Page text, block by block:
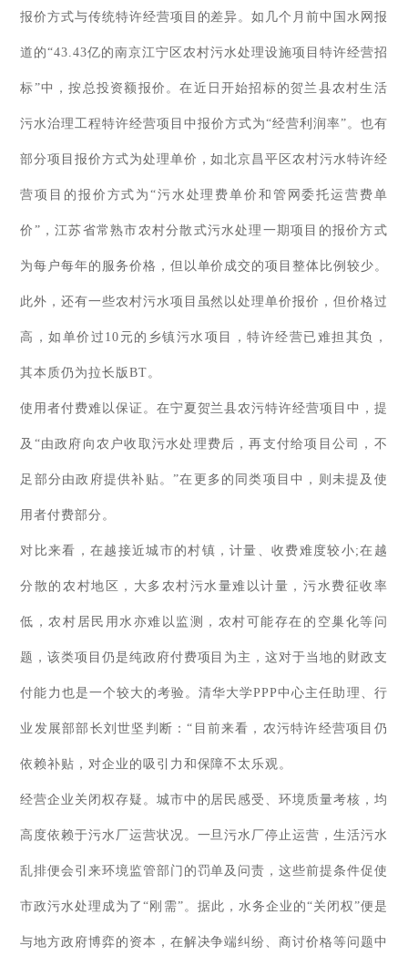
报价方式与传统特许经营项目的差异。如几个月前中国水网报
道的“43.43亿的南京江宁区农村污水处理设施项目特许经营招
标”中，按总投资额报价。在近日开始招标的贺兰县农村生活
污水治理工程特许经营项目中报价方式为“经营利润率”。也有
部分项目报价方式为处理单价，如北京昌平区农村污水特许经
营项目的报价方式为“污水处理费单价和管网委托运营费单
价”，江苏省常熟市农村分散式污水处理一期项目的报价方式
为每户每年的服务价格，但以单价成交的项目整体比例较少。
此外，还有一些农村污水项目虽然以处理单价报价，但价格过
高，如单价过10元的乡镇污水项目，特许经营已难担其负，
其本质仍为拉长版BT。
使用者付费难以保证。在宁夏贺兰县农污特许经营项目中，提
及“由政府向农户收取污水处理费后，再支付给项目公司，不
足部分由政府提供补贴。”在更多的同类项目中，则未提及使
用者付费部分。
对比来看，在越接近城市的村镇，计量、收费难度较小;在越
分散的农村地区，大多农村污水量难以计量，污水费征收率
低，农村居民用水亦难以监测，农村可能存在的空巢化等问
题，该类项目仍是纯政府付费项目为主，这对于当地的财政支
付能力也是一个较大的考验。清华大学PPP中心主任助理、行
业发展部部长刘世坚判断：“目前来看，农污特许经营项目仍
依赖补贴，对企业的吸引力和保障不太乐观。
经营企业关闭权存疑。城市中的居民感受、环境质量考核，均
高度依赖于污水厂运营状况。一旦污水厂停止运营，生活污水
乱排便会引来环境监管部门的罚单及问责，这些前提条件促使
市政污水处理成为了“刚需”。据此，水务企业的“关闭权”便是
与地方政府博弈的资本，在解决争端纠纷、商讨价格等问题中